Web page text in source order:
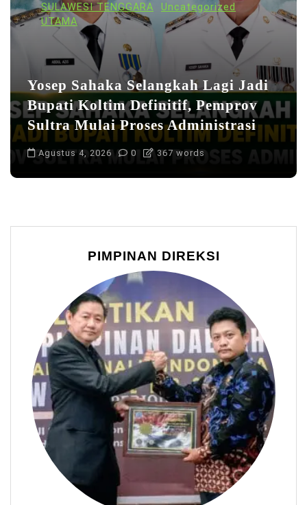
SULAWESI TENGGARA
Uncategorized
UTAMA
Yosep Sahaka Selangkah Lagi Jadi
Bupati Koltim Definitif, Pemprov
Sultra Mulai Proses Administrasi
Agustus 4, 2026 0 367 words
PIMPINAN DIREKSI